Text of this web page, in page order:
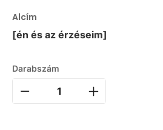
Alcím
[én és az érzéseim]
Darabszám